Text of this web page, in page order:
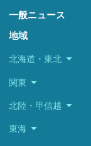
一般ニュース
地域
北海道・東北
関東
北陸・甲信越
東海